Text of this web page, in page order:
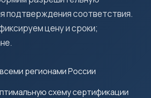
подтверждения соответствия.
цену и сроки;
регионами России
схему сертификации